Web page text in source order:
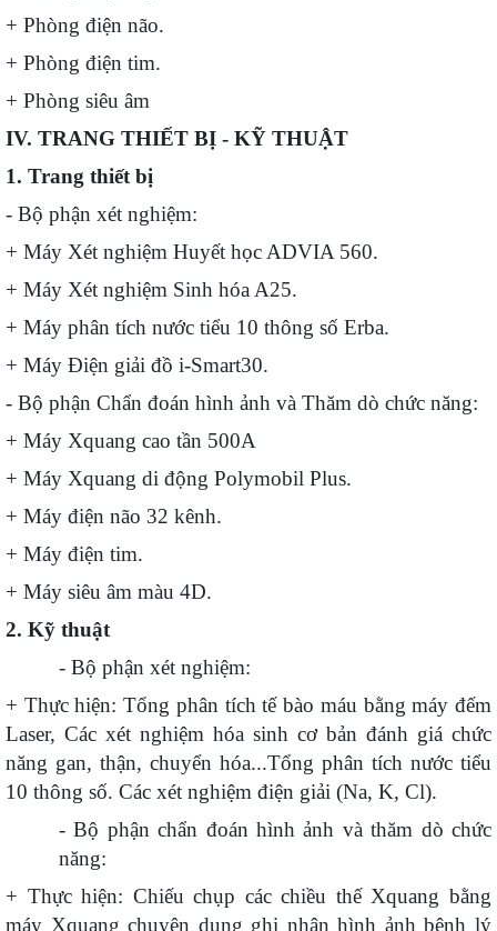
+ Phòng điện não.
+ Phòng điện tim.
+ Phòng siêu âm
IV. TRANG THIẾT BỊ - KỸ THUẬT
1. Trang thiết bị
- Bộ phận xét nghiệm:
+ Máy Xét nghiệm Huyết học ADVIA 560.
+ Máy Xét nghiệm Sinh hóa A25.
+ Máy phân tích nước tiểu 10 thông số Erba.
+ Máy Điện giải đồ i-Smart30.
- Bộ phận Chẩn đoán hình ảnh và Thăm dò chức năng:
+ Máy Xquang cao tần 500A
+ Máy Xquang di động Polymobil Plus.
+ Máy điện não 32 kênh.
+ Máy điện tim.
+ Máy siêu âm màu 4D.
2. Kỹ thuật
- Bộ phận xét nghiệm:
+ Thực hiện:Tổng phân tích tế bào máu bằng máy đếm
Laser, Các xét nghiệm hóa sinh cơ bản đánh giá chức
năng gan, thận, chuyển hóa...Tổng phân tích nước tiểu
10 thông số. Các xét nghiệm điện giải (Na, K, Cl).
-Bộ phận chẩn đoán hình ảnh và thăm dò chức
năng:
+ Thực hiện: Chiếu chụp các chiều thế Xquang bằng
máy Xquang chuyên dụng ghi nhận hình ảnh bệnh lý